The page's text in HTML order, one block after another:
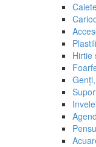
Hirtie